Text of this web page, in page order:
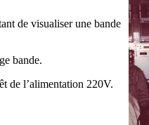
de visualiser une bande
bande.
de l’alimentation 220V.